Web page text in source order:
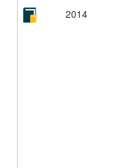
2014